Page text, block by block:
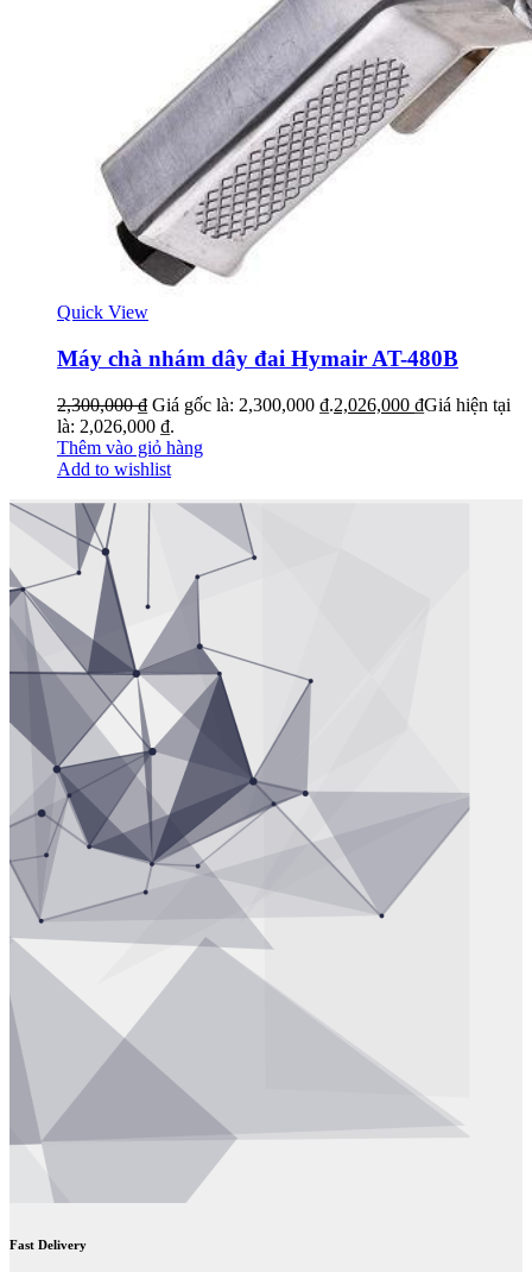
Quick View
Máy chà nhám dây đai Hymair AT-480B
2,300,000₫ Giá gốc là: 2,300,000 ₫.2,026,000 ₫Giá hiện tại
là: 2,026,000 ₫.
Thêm vào giỏ hàng
Add to wishlist
Fast Delivery